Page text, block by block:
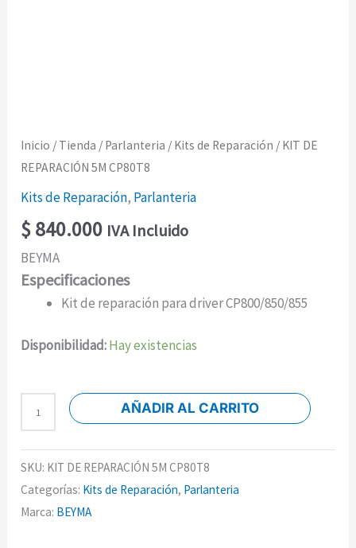
Inicio / Tienda / Parlanteria / Kits de Reparación / KIT DE
REPARACIÓN 5M CP80T8
Kits de Reparación, Parlanteria
$840.000 IVA Incluido
BEYMA
Especificaciones
Kit de reparación para driver CP800/850/855
Disponibilidad:Hay existencias
AÑADIR AL CARRITO
SKU: KIT DE REPARACIÓN 5M CP80T8
Categorías: Kits de Reparación, Parlanteria
Marca: BEYMA